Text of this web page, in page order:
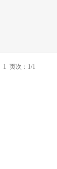
1 页次：1/1